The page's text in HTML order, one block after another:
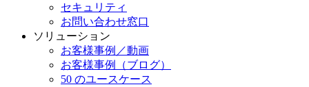
セキュリティ
お問い合わせ窓口
ソリューション
お客様事例／動画
お客様事例（ブログ）
50 のユースケース